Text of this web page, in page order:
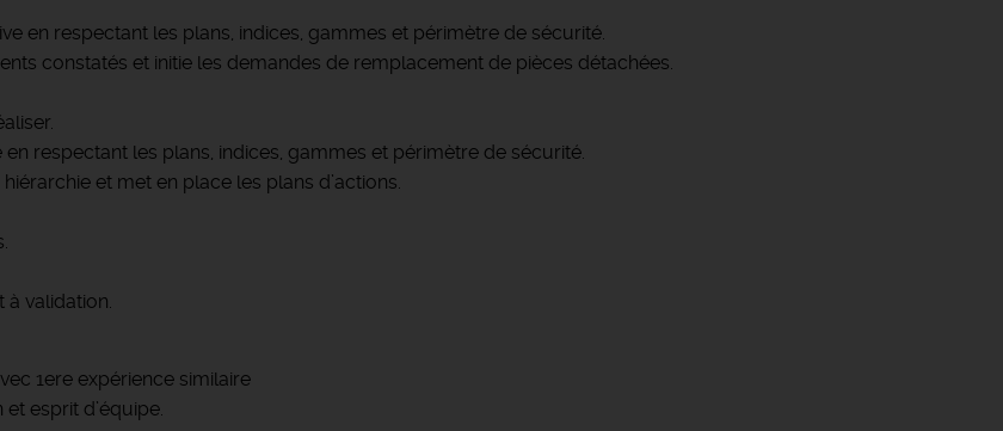
en respectant les plans, indices, gammes et périmètre de sécurité.
constatés et initie les demandes de remplacement de pièces détachées.
respectant les plans, indices, gammes et périmètre de sécurité.
et met en place les plans d’actions.
à validation.
1ere expérience similaire
esprit d’équipe.